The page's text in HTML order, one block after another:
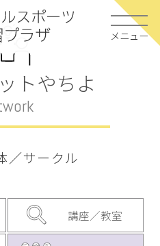
メニュー
トやちよ
／サークル
講座／教室